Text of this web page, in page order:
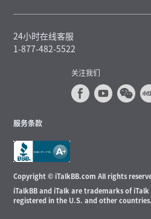
24小时在线客服
1-877-482-5522
关注我们
服务条款
Copyright © iTalkBB.com All rights
iTalkBB and iTalk are trademarks of
registered in the U.S. and other countries.